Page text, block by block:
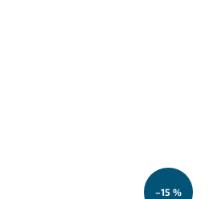
–15 %